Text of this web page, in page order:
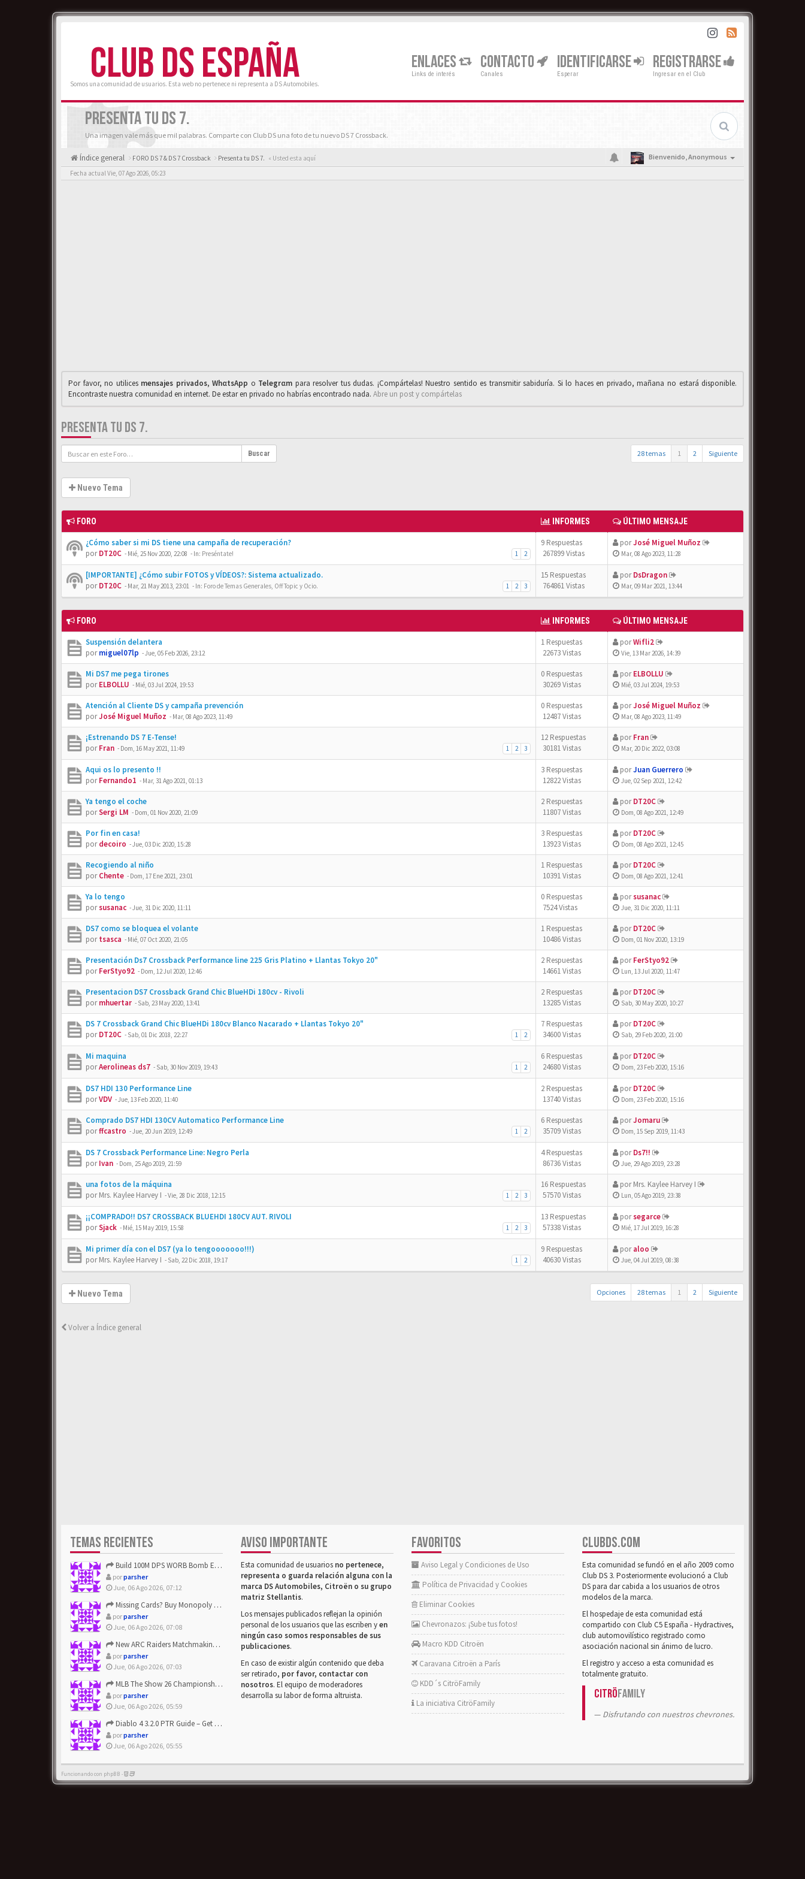
CLUB DS ESPAÑA
Somos una comunidad de usuarios. Esta web no pertenece ni representa a DS Automobiles.
ENLACES
Links de interés
CONTACTO
Canales
IDENTIFICARSE
Esperar
REGISTRARSE
Ingresar en el Club
PRESENTA TU DS 7.
Una imagen vale más que mil palabras. Comparte con Club DS una foto de tu nuevo DS 7 Crossback.
Índice general FORO DS 7 & DS 7 Crossback Presenta tu DS 7. « Usted esta aquí Bienvenido,Anonymous
Fecha actual Vie, 07 Ago 2026, 05:23
Por favor, no utilices mensajes privados,WhαtsApp o Telegrαm para resolver tus dudas. ¡Compártelas! Nuestro sentido es transmitir sabiduría. Si lo haces en privado, mañana no estará disponible.
Encontraste nuestra comunidad en internet. De estar en privado no habrías encontrado nada. Abre un post y compártelas
PRESENTA TU DS 7.
Buscar 28 temas 1 2 Siguiente
Nuevo Tema
FORO INFORMES ÚLTIMO MENSAJE
¿Cómo saber si mi DS tiene una campaña de recuperación?
1 2
porDT20C - Mié, 25 Nov 2020, 22:08 - In: Preséntate!
9 Respuestas
267899 Vistas
porJosé Miguel Muñoz
Mar, 08 Ago 2023, 11:28
[IMPORTANTE] ¿Cómo subir FOTOS y VÍDEOS?: Sistema actualizado.
1 2 3
porDT20C - Mar, 21 May 2013, 23:01 - In: Foro de Temas Generales, Off Topic y Ocio.
15 Respuestas
764861 Vistas
porDsDragon
Mar, 09 Mar 2021, 13:44
FORO INFORMES ÚLTIMO MENSAJE
Suspensión delantera
pormiguel07lp -Jue, 05 Feb 2026, 23:12
1 Respuestas
22673 Vistas
porWifli2
Vie, 13 Mar 2026, 14:39
Mi DS7 me pega tirones
porELBOLLU - Mié, 03 Jul 2024, 19:53
0 Respuestas
30269 Vistas
porELBOLLU
Mié, 03 Jul 2024, 19:53
Atención al Cliente DS y campaña prevención
porJosé Miguel Muñoz - Mar, 08 Ago 2023, 11:49
0 Respuestas
12487 Vistas
porJosé Miguel Muñoz
Mar, 08 Ago 2023, 11:49
¡Estrenando DS 7 E-Tense!
1 2 3
porFran - Dom, 16 May 2021, 11:49
12 Respuestas
30181 Vistas
porFran
Mar, 20 Dic 2022, 03:08
Aqui os lo presento !!
porFernando1 - Mar, 31 Ago 2021, 01:13
3 Respuestas
12822 Vistas
porJuan Guerrero
Jue, 02 Sep 2021, 12:42
Ya tengo el coche
porSergi LM - Dom, 01 Nov 2020, 21:09
2 Respuestas
11807 Vistas
porDT20C
Dom, 08 Ago 2021, 12:49
Por fin en casa!
pordecoiro -Jue, 03 Dic 2020, 15:28
3 Respuestas
13923 Vistas
porDT20C
Dom, 08 Ago 2021, 12:45
Recogiendo al niño
porChente - Dom, 17 Ene 2021, 23:01
1 Respuestas
10391 Vistas
porDT20C
Dom, 08 Ago 2021, 12:41
Ya lo tengo
porsusanac -Jue, 31 Dic 2020, 11:11
0 Respuestas
7524 Vistas
porsusanac
Jue, 31 Dic 2020, 11:11
DS7 como se bloquea el volante
portsasca - Mié, 07 Oct 2020, 21:05
1 Respuestas
10486 Vistas
porDT20C
Dom, 01 Nov 2020, 13:19
Presentación Ds7 Crossback Performance line 225 Gris Platino + Llantas Tokyo 20"
porFerStyo92 - Dom, 12 Jul 2020, 12:46
2 Respuestas
14661 Vistas
porFerStyo92
Lun, 13 Jul 2020, 11:47
Presentacion DS7 Crossback Grand Chic BlueHDi 180cv - Rivoli
pormhuertar - Sab, 23 May 2020, 13:41
2 Respuestas
13285 Vistas
porDT20C
Sab, 30 May 2020, 10:27
DS 7 Crossback Grand Chic BlueHDi 180cv Blanco Nacarado + Llantas Tokyo 20"
1 2
porDT20C - Sab, 01 Dic 2018, 22:27
7 Respuestas
34600 Vistas
porDT20C
Sab, 29 Feb 2020, 21:00
Mi maquina
1 2
porAerolineas ds7 - Sab, 30 Nov 2019, 19:43
6 Respuestas
24680 Vistas
porDT20C
Dom, 23 Feb 2020, 15:16
DS7 HDI 130 Performance Line
porVDV -Jue, 13 Feb 2020, 11:40
2 Respuestas
13740 Vistas
porDT20C
Dom, 23 Feb 2020, 15:16
Comprado DS7 HDI 130CV Automatico Performance Line
1 2
porffcastro -Jue, 20 Jun 2019, 12:49
6 Respuestas
35709 Vistas
porJomaru
Dom, 15 Sep 2019, 11:43
DS 7 Crossback Performance Line: Negro Perla
porIvan - Dom, 25 Ago 2019, 21:59
4 Respuestas
86736 Vistas
porDs7!!
Jue, 29 Ago 2019, 23:28
una fotos de la máquina
1 2 3
porMrs. Kaylee Harvey I -Vie, 28 Dic 2018, 12:15
16 Respuestas
57570 Vistas
porMrs. Kaylee Harvey I
Lun, 05 Ago 2019, 23:38
¡¡COMPRADO!! DS7 CROSSBACK BLUEHDI 180CV AUT. RIVOLI
1 2 3
porSjack - Mié, 15 May 2019, 15:58
13 Respuestas
57338 Vistas
porsegarce
Mié, 17 Jul 2019, 16:28
Mi primer día con el DS7 (ya lo tengooooooo!!!)
1 2
porMrs. Kaylee Harvey I - Sab, 22 Dic 2018, 19:17
9 Respuestas
40630 Vistas
poraloo
Jue, 04 Jul 2019, 08:38
Nuevo Tema Opciones 28 temas 1 2 Siguiente
Volver a Índice general
TEMAS RECIENTES
Build 100M DPS WORB Bomb Elementalist Fast - Grab POE Curren...
porparsher
Jue, 06 Ago 2026, 07:12
Missing Cards? Buy Monopoly Go Happy Harvest with Looney Tun...
porparsher
Jue, 06 Ago 2026, 07:08
New ARC Raiders Matchmaking Update: Stop Failed - Grab Bluep...
porparsher
Jue, 06 Ago 2026, 07:03
MLB The Show 26 Championship Series Update! Get Cheap & ...
porparsher
Jue, 06 Ago 2026, 05:59
Diablo 4 3.2.0 PTR Guide – Get 8% Off Items Quickly to Test ...
porparsher
Jue, 06 Ago 2026, 05:55
AVISO IMPORTANTE
Esta comunidad de usuarios no pertenece,
representa o guarda relación alguna con la
marca DS Automobiles, Citroën o su grupo
matriz Stellantis.
Los mensajes publicados reflejan la opinión
personal de los usuarios que las escriben yen
ningún caso somos responsables de sus
publicaciones.
En caso de existir algún contenido que deba
ser retirado, por favor, contactar con
nosotros. El equipo de moderadores
desarrolla su labor de forma altruista.
FAVORITOS
Aviso Legal y Condiciones de Uso
Política de Privacidad y Cookies
Eliminar Cookies
Chevronazos: ¡Sube tus fotos!
Macro KDD Citroën
Caravana Citroën a París
KDD´s CitröFamily
La iniciativa CitröFamily
CLUBDS.COM
Esta comunidad se fundó en el año 2009 como
Club DS 3. Posteriormente evolucionó a Club
DS para dar cabida a los usuarios de otros
modelos de la marca.
El hospedaje de esta comunidad está
compartido con Club C5 España - Hydractives,
club automovilístico registrado como
asociación nacional sin ánimo de lucro.
El registro y acceso a esta comunidad es
totalmente gratuito.
CitröFamily
Disfrutando con nuestros chevrones.
Funcionando con phpBB -